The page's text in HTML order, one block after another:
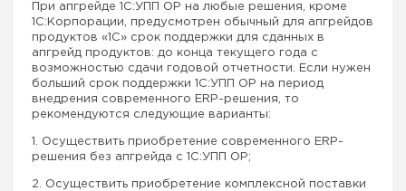
При апгрейде 1С:УПП ОР на любые решения, кроме
1С:Корпорации, предусмотрен обычный для апгрейдов
продуктов «1С» срок поддержки для сданных в
апгрейд продуктов: до конца текущего года с
возможностью сдачи годовой отчетности. Если нужен
больший срок поддержки 1С:УПП ОР на период
внедрения современного ERP-решения, то
рекомендуются следующие варианты:
1. Осуществить приобретение современного ERP-
решения без апгрейда с 1С:УПП ОР;
2. Осуществить приобретение комплексной поставки